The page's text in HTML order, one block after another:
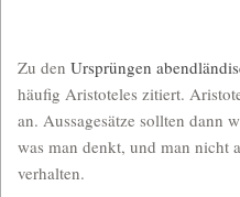
Zu den Ursprüngen
häufig Aristoteles zitiert.
an. Aussagesätze sollten dann
was man denkt, und man nicht
verhalten.